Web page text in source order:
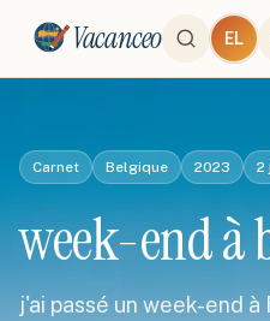
Vacanceo EL
Carnet Belgique 2023 2
week-end à
j'ai passé un week-end